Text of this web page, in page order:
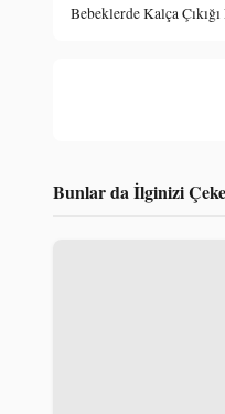
Bebeklerde Kalça
Bunlar da İlginizi